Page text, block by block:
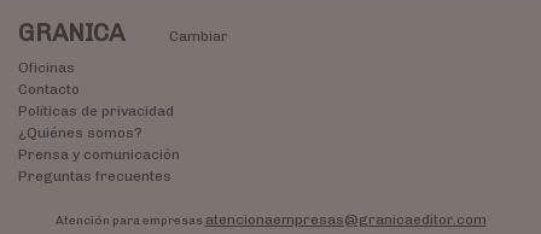
GRANICA
Cambiar
Oficinas
Contacto
Políticas de privacidad
¿Quiénes somos?
Prensa y comunicación
Preguntas frecuentes
Atención para empresas atencionaempresas@granicaeditor.com